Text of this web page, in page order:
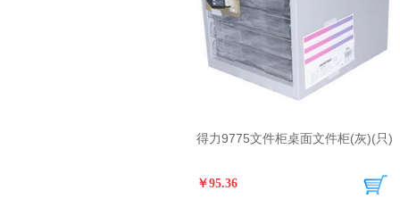
得力9775文件柜桌面文件柜(灰)(只)
￥95.36